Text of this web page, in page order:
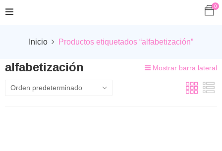
0
Inicio Productos etiquetados “alfabetización”
alfabetización Mostrar barra lateral